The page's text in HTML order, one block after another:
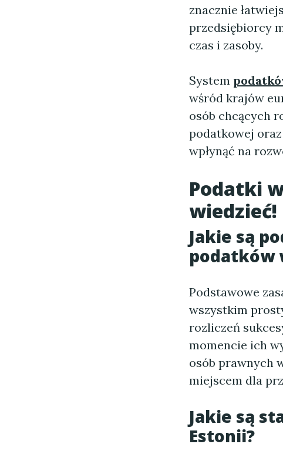
znacznie
przedsiębiorcy
czas i zasoby.
System
wśród krajów
osób chcących
podatkowej
wpłynąć na
Podatki
wiedzieć!
Jakie są
podatków
Podstawowe
wszystkim
rozliczeń
momencie ich
osób prawnych
miejscem dla
Jakie są
Estonii?